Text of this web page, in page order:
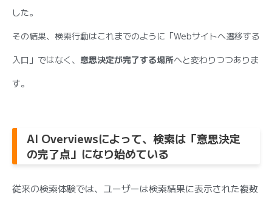
した。
その結果、検索行動はこれまでのように「Webサイトへ遷移する
入口」ではなく、 意思決定が完了する場所へと変わりつつありま
す。
AI Overviewsによって、検索は「意思決定
の完了点」になり始めている
従来の検索体験では、ユーザーは検索結果に表示された複数